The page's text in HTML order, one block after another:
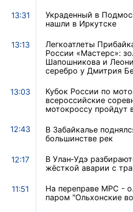
13:31
Украденный в
нашли в Иркутске
13:13
Легкоатлеты
России «Мастерс»:
Шапошникова и
серебро у Дмитрия
13:03
Кубок России по
всероссийские
мотокроссу пройдут
12:43
В Забайкалье
большинстве рек
12:17
В Улан‑Удэ
жёсткой аварии с
11:51
На переправе МРС -
паром "Ольхонские